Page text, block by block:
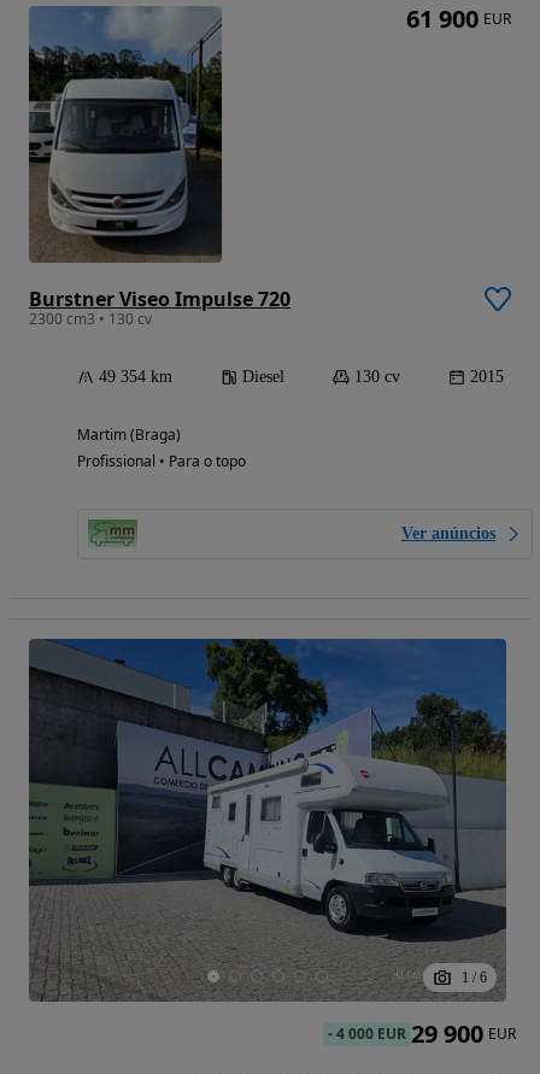
Burstner Viseo Impulse 720
2300 cm3 • 130 cv
49 354 km Diesel 130 cv 2015
Martim (Braga)
Profissional • Para o topo
Ver anúncios
61 900 EUR
1 / 6
-4 000 EUR 29 900 EUR